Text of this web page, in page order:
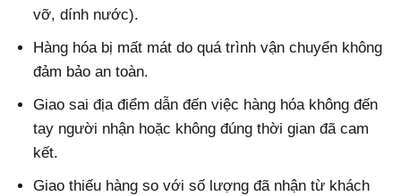
vỡ, dính nước).
Hàng hóa bị mất mát do quá trình vận chuyển không
đảm bảo an toàn.
Giao sai địa điểm dẫn đến việc hàng hóa không đến
tay người nhận hoặc không đúng thời gian đã cam
kết.
Giao thiếu hàng so với số lượng đã nhận từ khách